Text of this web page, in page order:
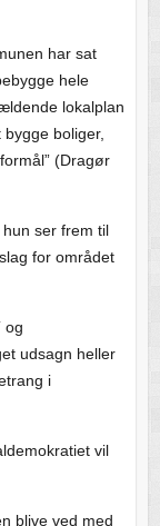
har sat
hele
lokalplan
boliger,
(Dragør
ser frem til
for området
og
udsagn heller
i
vil
blive ved med